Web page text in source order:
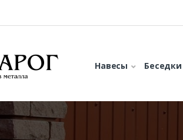
Навесы Беседки